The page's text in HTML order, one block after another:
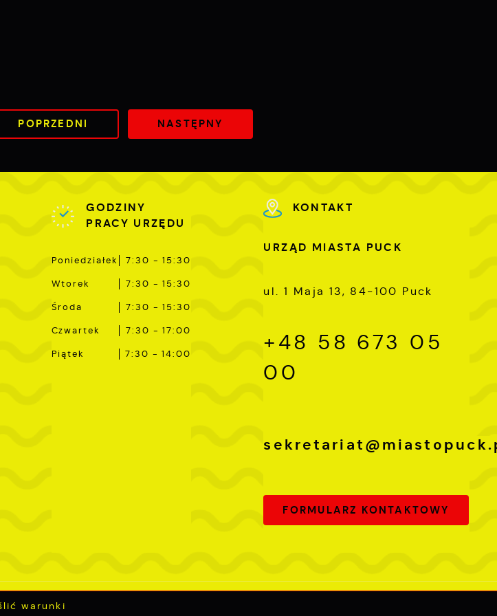
POPRZEDNI NASTĘPNY
GODZINY
PRACY URZĘDU
Poniedziałek 7:30 - 15:30
Wtorek 7:30 - 15:30
Środa 7:30 - 15:30
Czwartek 7:30 - 17:00
Piątek 7:30 - 14:00
KONTAKT
URZĄD MIASTA PUCK
ul. 1 Maja 13, 84-100 Puck
+48 58 673 05
00
FORMULARZ KONTAKTOWY
dostępności
warunki